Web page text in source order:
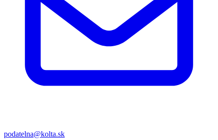
podatelna@kolta.sk